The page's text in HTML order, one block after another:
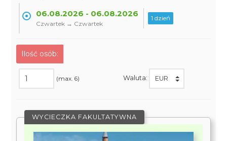
06.08.2026 - 06.08.2026
Czwartek → Czwartek
1 dzień
Ilość osób:
(max. 6) Waluta:
WYCIECZKA FAKULTATYWNA